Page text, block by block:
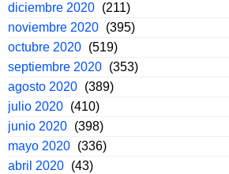
diciembre 2020 (211)
noviembre 2020 (395)
octubre 2020 (519)
septiembre 2020 (353)
agosto 2020 (389)
julio 2020 (410)
junio 2020 (398)
mayo 2020 (336)
abril 2020 (43)